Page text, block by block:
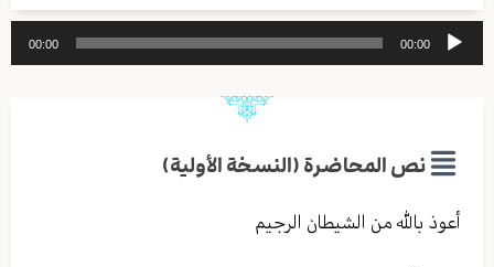
مشغل
الصوت
00:00
00:00
نص المحاضرة (النسخة الأولية)
أعوذ بالله من الشيطان الرجيم